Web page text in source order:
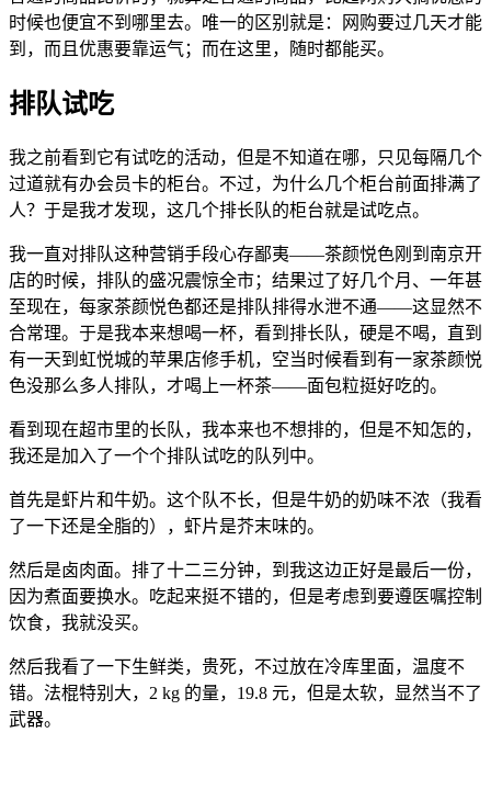
时候也便宜不到哪里去。唯一的区别就是：网购要过几天才能
到，而且优惠要靠运气；而在这里，随时都能买。
排队试吃
我之前看到它有试吃的活动，但是不知道在哪，只见每隔几个
过道就有办会员卡的柜台。不过，为什么几个柜台前面排满了
人？于是我才发现，这几个排长队的柜台就是试吃点。
我一直对排队这种营销手段心存鄙夷——茶颜悦色刚到南京开
店的时候，排队的盛况震惊全市；结果过了好几个月、一年甚
至现在，每家茶颜悦色都还是排队排得水泄不通——这显然不
合常理。于是我本来想喝一杯，看到排长队，硬是不喝，直到
有一天到虹悦城的苹果店修手机，空当时候看到有一家茶颜悦
色没那么多人排队，才喝上一杯茶——面包粒挺好吃的。
看到现在超市里的长队，我本来也不想排的，但是不知怎的，
我还是加入了一个个排队试吃的队列中。
首先是虾片和牛奶。这个队不长，但是牛奶的奶味不浓（我看
了一下还是全脂的），虾片是芥末味的。
然后是卤肉面。排了十二三分钟，到我这边正好是最后一份，
因为煮面要换水。吃起来挺不错的，但是考虑到要遵医嘱控制
饮食，我就没买。
然后我看了一下生鲜类，贵死，不过放在冷库里面，温度不
错。法棍特别大，2 kg 的量，19.8 元，但是太软，显然当不了
武器。